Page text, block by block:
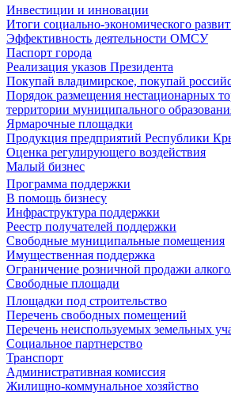
Инвестиции и инновации
Итоги социально-экономического
Эффективность деятельности ОМСУ
Паспорт города
Реализация указов Президента
Покупай владимирское, покупай
Порядок размещения нестационарных
территории муниципального
Ярмарочные площадки
Продукция предприятий Республики
Оценка регулирующего воздействия
Малый бизнес
Программа поддержки
В помощь бизнесу
Инфраструктура поддержки
Реестр получателей поддержки
Свободные муниципальные помещения
Имущественная поддержка
Ограничение розничной продажи
Свободные площади
Площадки под строительство
Перечень свободных помещений
Перечень неиспользуемых земельных
Социальное партнерство
Транспорт
Административная комиссия
Жилищно-коммунальное хозяйство